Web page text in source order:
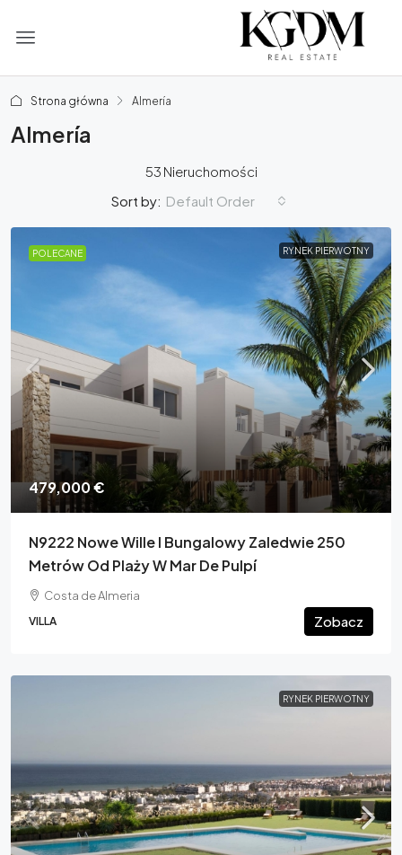
Strona główna Almería
Almería
53 Nieruchomości
Sort by: Default Order
POLECANE RYNEK PIERWOTNY
479,000 €
N9222 Nowe Wille I Bungalowy Zaledwie 250
Metrów Od Plaży W Mar De Pulpí
Costa de Almeria
VILLA Zobacz
RYNEK PIERWOTNY